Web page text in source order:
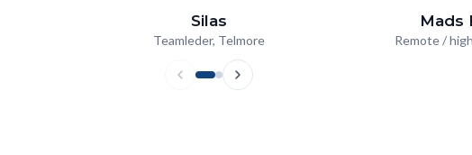
Silas
Teamleder, Telmore
Mads
Remote /